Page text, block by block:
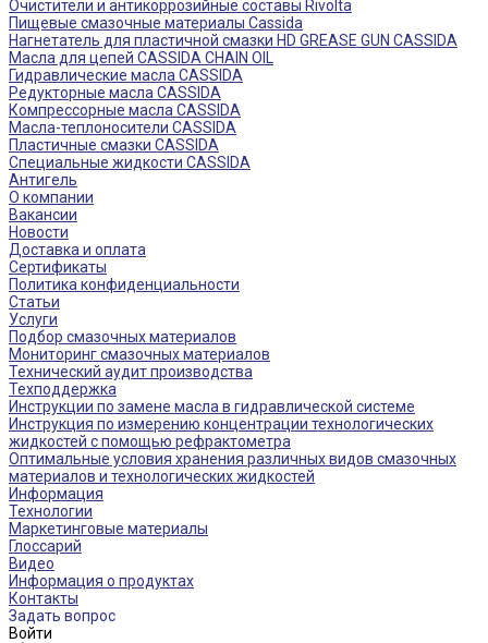
Очистители и антикоррозийные составы Rivolta
Пищевые смазочные материалы Cassida
Нагнетатель для пластичной смазки HD GREASE GUN CASSIDA
Масла для цепей CASSIDA CHAIN OIL
Гидравлические масла CASSIDA
Редукторные масла CASSIDA
Компрессорные масла CASSIDA
Масла-теплоносители CASSIDA
Пластичные смазки CASSIDA
Специальные жидкости CASSIDA
Антигель
О компании
Вакансии
Новости
Доставка и оплата
Сертификаты
Политика конфиденциальности
Статьи
Услуги
Подбор смазочных материалов
Мониторинг смазочных материалов
Технический аудит производства
Техподдержка
Инструкции по замене масла в гидравлической системе
Инструкция по измерению концентрации технологических
жидкостей с помощью рефрактометра
Оптимальные условия хранения различных видов смазочных
материалов и технологических жидкостей
Информация
Технологии
Маркетинговые материалы
Глоссарий
Видео
Информация о продуктах
Контакты
Задать вопрос
Войти